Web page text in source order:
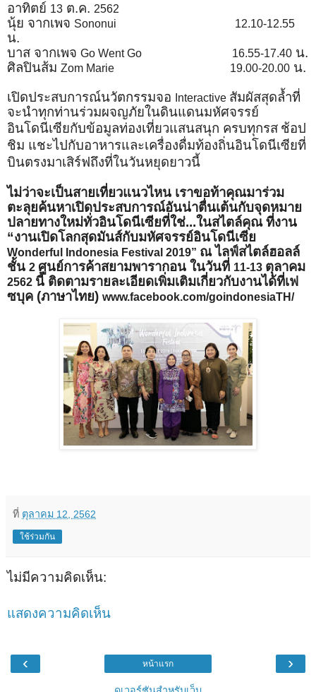
อาทิตย์ 13 ต.ค. 2562
นุ้ย จากเพจ Sononui 12.10-12.55
น.
บาส จากเพจ Go Went Go 16.55-17.40 น.
ศิลปินส้ม Zom Marie 19.00-20.00 น.
เปิดประสบการณ์นวัตกรรมจอ
Interactive สัมผัสสุดล้ำที่
จะนำทุกท่านร่วมผจญภัยในดินแดนมหัศจรรย์
อินโดนีเซียกับข้อมูลท่องเที่ยวแสนสนุก ครบทุกรส ช้อป
ชิม แชะไปกับอาหารและเครื่องดื่มท้องถิ่นอินโดนีเซียที่
บินตรงมาเสิร์ฟถึงที่ในวันหยุดยาวนี้
ไม่ว่าจะเป็นสายเที่ยวแนวไหน เราขอท้าคุณมาร่วม
ตะลุยค้นหาเปิดประสบการณ์อันน่าตื่นเต้นกับจุดหมาย
ปลายทางใหม่ทั่วอินโดนีเซียที่ใช่...ในสไตล์คุณ ที่งาน
“งานเปิดโลกสุดมันส์กับมหัศจรรย์อินโดนีเซีย
Wonderful Indonesia Festival 2019” ณ ไลฟ์สไตล์ฮอลล์
ชั้น 2 ศูนย์การค้าสยามพารากอน ในวันที่ 11-13 ตุลาคม
2562 นี้ ติดตามรายละเอียดเพิ่มเติมเกี่ยวกับงานได้ที่เฟ
ซบุค (ภาษาไทย) www.facebook.com/goindonesiaTH/
ที่ ตุลาคม 12, 2562
ใช้ร่วมกัน
ไม่มีความคิดเห็น:
แสดงความคิดเห็น
‹ ›
หน้าแรก